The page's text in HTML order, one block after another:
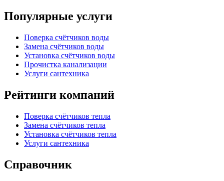
Популярные услуги
Поверка счётчиков воды
Замена счётчиков воды
Установка счётчиков воды
Прочистка канализации
Услуги сантехника
Рейтинги компаний
Поверка счётчиков тепла
Замена счётчиков тепла
Установка счётчиков тепла
Услуги сантехника
Справочник